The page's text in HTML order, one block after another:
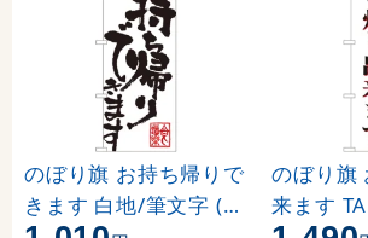
のぼり旗 お持ち帰りで
きます 白地/筆文字 (3
のぼり旗
来ます